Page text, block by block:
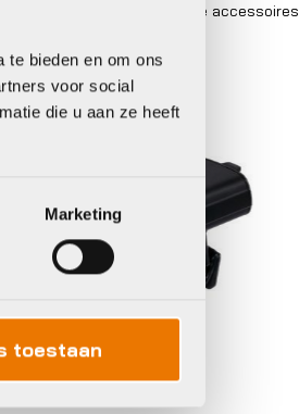
te bieden en om ons
voor social
die u aan ze heeft
Marketing
toestaan
Bekijk alle accessoires
BBB